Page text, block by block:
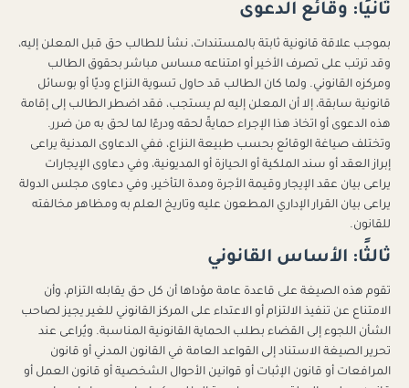
ثانيًا: وقائع الدعوى
بموجب علاقة قانونية ثابتة بالمستندات، نشأ للطالب حق قبل المعلن إليه،
وقد ترتب على تصرف الأخير أو امتناعه مساس مباشر بحقوق الطالب
ومركزه القانوني. ولما كان الطالب قد حاول تسوية النزاع وديًا أو بوسائل
قانونية سابقة، إلا أن المعلن إليه لم يستجب، فقد اضطر الطالب إلى إقامة
هذه الدعوى أو اتخاذ هذا الإجراء حمايةً لحقه ودرءًا لما لحق به من ضرر.
وتختلف صياغة الوقائع بحسب طبيعة النزاع، ففي الدعاوى المدنية يراعى
إبراز العقد أو سند الملكية أو الحيازة أو المديونية، وفي دعاوى الإيجارات
يراعى بيان عقد الإيجار وقيمة الأجرة ومدة التأخير، وفي دعاوى مجلس الدولة
يراعى بيان القرار الإداري المطعون عليه وتاريخ العلم به ومظاهر مخالفته
للقانون.
ثالثًا: الأساس القانوني
تقوم هذه الصيغة على قاعدة عامة مؤداها أن كل حق يقابله التزام، وأن
الامتناع عن تنفيذ الالتزام أو الاعتداء على المركز القانوني للغير يجيز لصاحب
الشأن اللجوء إلى القضاء بطلب الحماية القانونية المناسبة. ويُراعى عند
تحرير الصيغة الاستناد إلى القواعد العامة في القانون المدني أو قانون
المرافعات أو قانون الإثبات أو قوانين الأحوال الشخصية أو قانون العمل أو